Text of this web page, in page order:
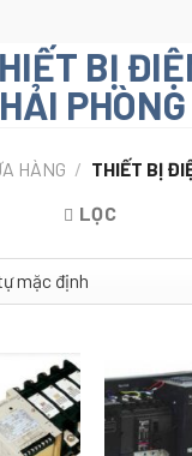
BỊ
HẢI PHÒNG
HÀNG / THIẾT BỊ
LỌC